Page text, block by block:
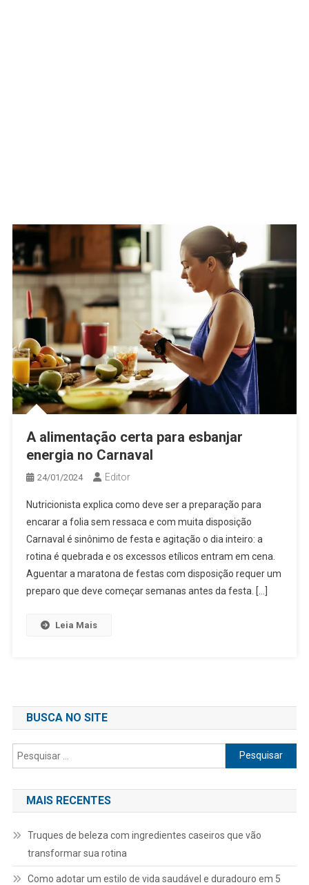
A alimentação certa para esbanjar
energia no Carnaval
24/01/2024 Editor
Nutricionista explica como deve ser a preparação para
encarar a folia sem ressaca e com muita disposição
Carnaval é sinônimo de festa e agitação o dia inteiro: a
rotina é quebrada e os excessos etílicos entram em cena.
Aguentar a maratona de festas com disposição requer um
preparo que deve começar semanas antes da festa. […]
Leia Mais
BUSCA NO SITE
Pesquisar
por:
MAIS RECENTES
Truques de beleza com ingredientes caseiros que vão
transformar sua rotina
Como adotar um estilo de vida saudável e duradouro em 5